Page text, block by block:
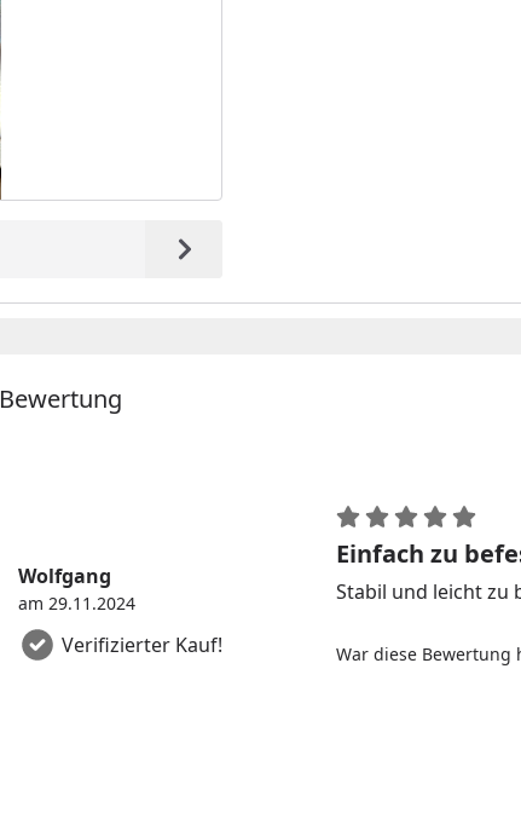
Nächstes Bild anzeigen
Bewertung
Verifizierter Kauf!
Wolfgang
am 29.11.2024
Einfach zu
Stabil und leicht zu
War diese Bewertung